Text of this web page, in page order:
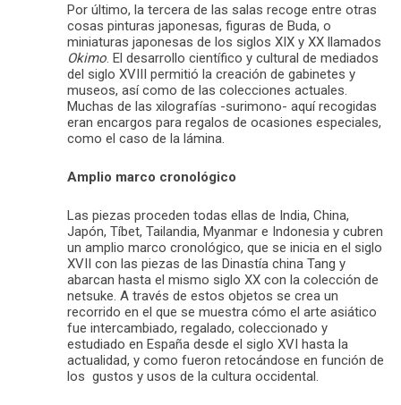
Por último, la tercera de las salas recoge entre otras
cosas pinturas japonesas, figuras de Buda, o
miniaturas japonesas de los siglos XIX y XX llamados
Okimo. El desarrollo científico y cultural de mediados
del siglo XVIII permitió la creación de gabinetes y
museos, así como de las colecciones actuales.
Muchas de las xilografías -surimono- aquí recogidas
eran encargos para regalos de ocasiones especiales,
como el caso de la lámina.
Amplio marco cronológico
Las piezas proceden todas ellas de India, China,
Japón, Tíbet, Tailandia, Myanmar e Indonesia y cubren
un amplio marco cronológico, que se inicia en el siglo
XVII con las piezas de las Dinastía china Tang y
abarcan hasta el mismo siglo XX con la colección de
netsuke. A través de estos objetos se crea un
recorrido en el que se muestra cómo el arte asiático
fue intercambiado, regalado, coleccionado y
estudiado en España desde el siglo XVI hasta la
actualidad, y como fueron retocándose en función de
los gustos y usos de la cultura occidental.